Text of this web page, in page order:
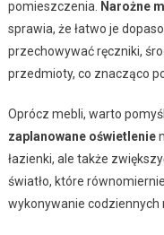
pomieszczenia.
Narożne
sprawia, że łatwo je
przechowywać ręczniki,
przedmioty, co znacząco
Oprócz mebli, warto
zaplanowane oświetlenie
łazienki, ale także
światło, które
wykonywanie codziennych